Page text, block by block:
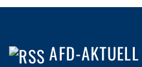
AFD-AKTUELL